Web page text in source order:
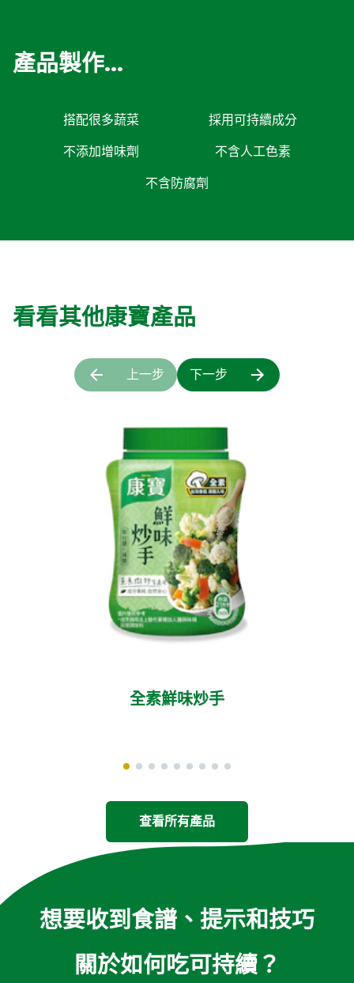
產品製作...
搭配很多蔬菜 採用可持續成分
不添加增味劑 不含人工色素
不含防腐劑
看看其他康寶產品
全素鮮味炒手
上一步 下一步
查看所有產品
想要收到食譜、提示和技巧
關於如何吃可持續？